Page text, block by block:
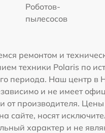
Роботов-
пылесосов
ремонтом и
техники Polaris по
периода. Наш центр в
и не имеет
от производителя.
сайте, носят
характер и не